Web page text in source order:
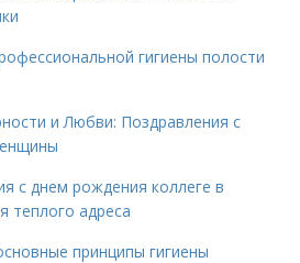
гигиены полости
и Любви: Поздравления с
с днем рождения коллеге в
теплого адреса
принципы гигиены